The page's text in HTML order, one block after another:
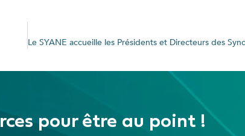
pour être au point !